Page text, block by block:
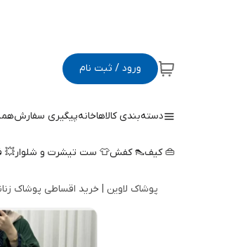
ورود / ثبت نام
دسته‌بندی کالاهاخانهپیگیری سفارش
👜 کیف👠 کفش👕 ست تیشرت و شلوار💥
پوشاک لاوین | خرید اقساطی پوشاک